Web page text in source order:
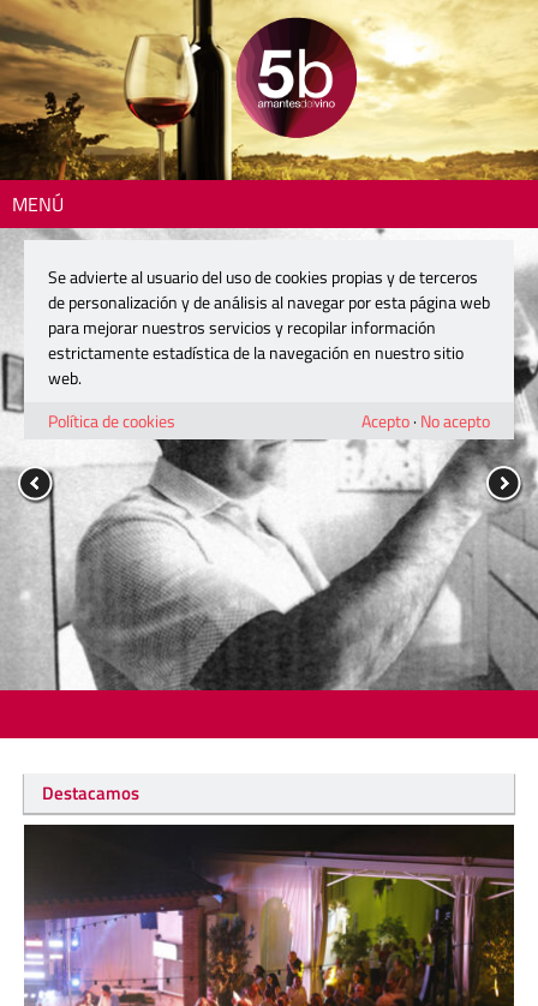
MENÚ
Destacamos
Se advierte al usuario del uso de cookies propias y de terceros
de personalización y de análisis al navegar por esta página web
para mejorar nuestros servicios y recopilar información
estrictamente estadística de la navegación en nuestro sitio
web.
Política de cookies
Acepto· No acepto